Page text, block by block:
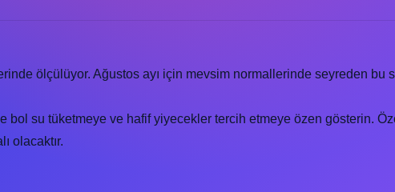
ölçülüyor. Ağustos ayı için mevsim normallerinde seyreden bu
bol su tüketmeye ve hafif yiyecekler tercih etmeye özen gösterin.
olacaktır.